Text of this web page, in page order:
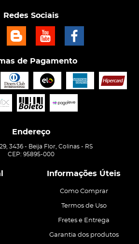
Redes Sociais
de Pagamento
Endereço
3436 - Beija Flor, Colinas - RS
CEP: 95895-000
Informações Úteis
Como Comprar
Termos de Uso
Fretes e Entrega
Garantia dos produtos